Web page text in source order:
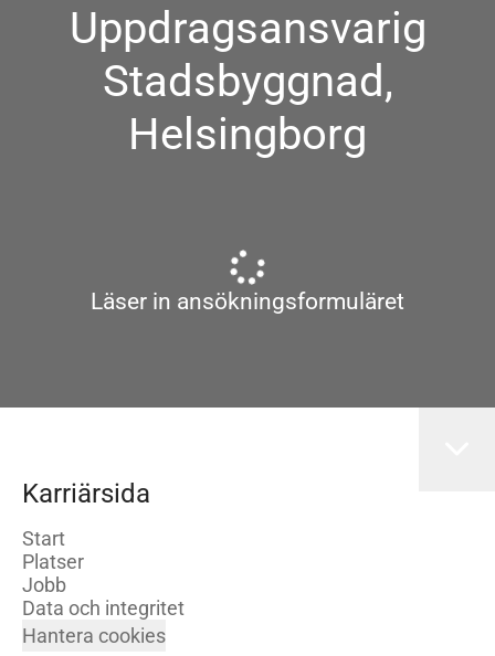
Uppdragsansvarig
Stadsbyggnad,
Helsingborg
Läser in ansökningsformuläret
Karriärsida
Start
Platser
Jobb
Data och integritet
Hantera cookies